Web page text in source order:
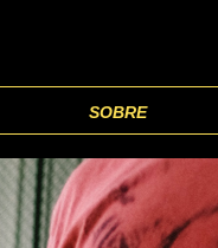
SOBRE